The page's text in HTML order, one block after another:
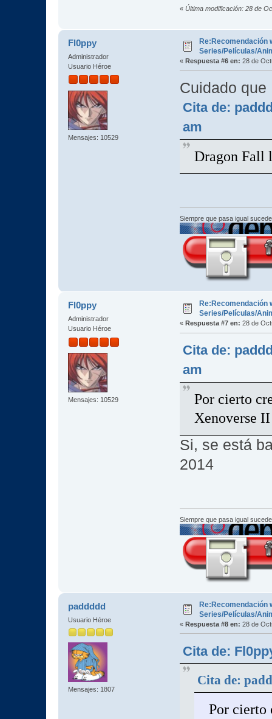
« Última modificación: 28 de
Fl0ppy
Administrador
Usuario Héroe
Mensajes: 10529
Re:Recomendación
Series/Películas/
« Respuesta #6 en: 28 de
Cuidado que
Cita de:
am
Dragon Fall l
Siempre que pasa igual
Fl0ppy
Administrador
Usuario Héroe
Mensajes: 10529
Re:Recomendación
Series/Películas/
« Respuesta #7 en: 28 de
Cita de:
am
Por cierto
Xenoverse
Si, se está
2014
Siempre que pasa igual
paddddd
Usuario Héroe
Mensajes: 1807
Re:Recomendación
Series/Películas/
« Respuesta #8 en: 28 de
Cita de:
Cita de:
Por cierto